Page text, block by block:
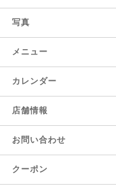
写真
メニュー
カレンダー
店舗情報
お問い合わせ
クーポン